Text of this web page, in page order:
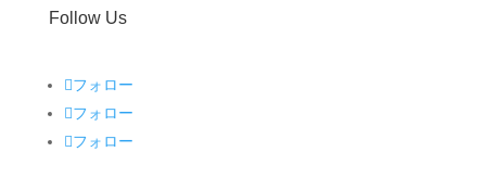
Follow Us
フォロー
フォロー
フォロー